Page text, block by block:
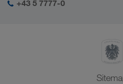
SHEQ-Management
+43 5 7777-0